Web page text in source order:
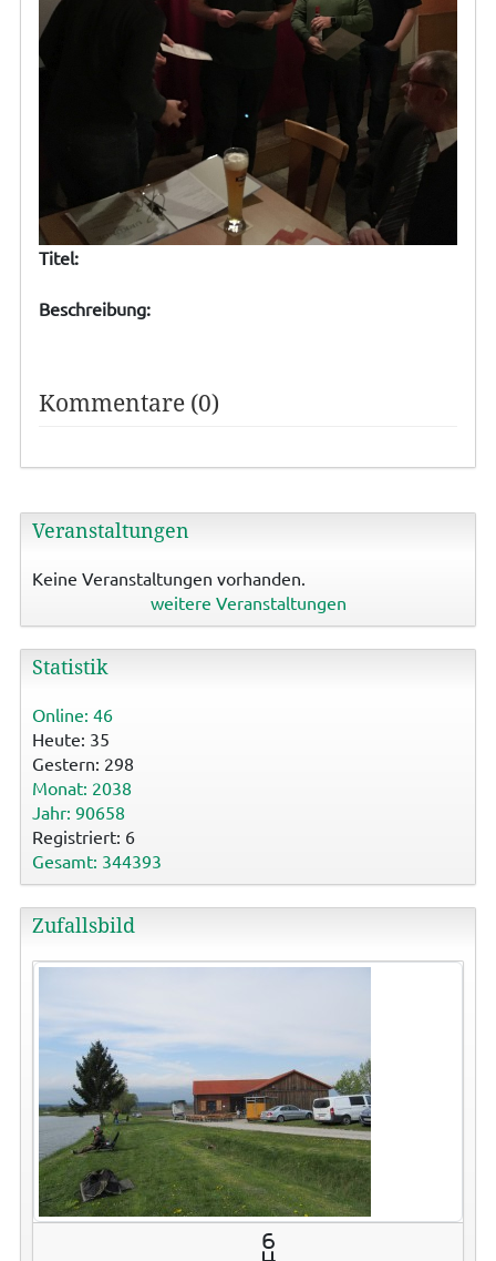
Titel:
Beschreibung:
Kommentare (0)
Veranstaltungen
Keine Veranstaltungen vorhanden.
weitere Veranstaltungen
Statistik
Online: 46
Heute: 35
Gestern: 298
Monat: 2038
Jahr: 90658
Registriert: 6
Gesamt: 344393
Zufallsbild
6